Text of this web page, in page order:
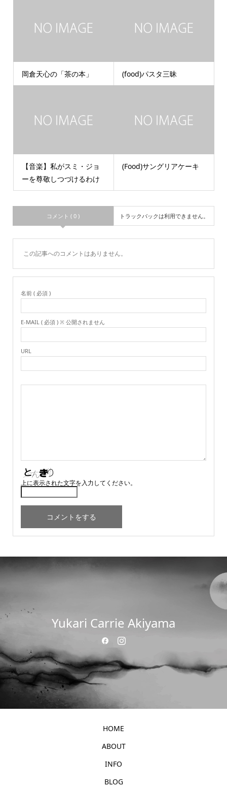
岡倉天心の「茶の本」 (food)パスタ三昧
【音楽】私がスミ・ジョ
ーを尊敬しつづけるわけ
(Food)サングリアケーキ
コメント ( 0 ) トラックバックは利用できません。
この記事へのコメントはありません。
名前 ( 必須 )
E-MAIL ( 必須 ) ※ 公開されません
URL
上に表示された文字を入力してください。
Yukari Carrie Akiyama
HOME
ABOUT
INFO
BLOG